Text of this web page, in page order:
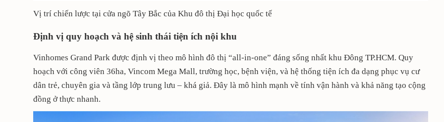
Vị trí chiến lược tại cửa ngõ Tây Bắc của Khu đô thị Đại học quốc tế
Định vị quy hoạch và hệ sinh thái tiện ích nội khu
Vinhomes Grand Park được định vị theo mô hình đô thị “all-in-one” đáng sống nhất khu Đông TP.HCM. Quy
hoạch với công viên 36ha, Vincom Mega Mall, trường học, bệnh viện, và hệ thống tiện ích đa dạng phục vụ cư
dân trẻ, chuyên gia và tầng lớp trung lưu – khá giả. Đây là mô hình mạnh về tính vận hành và khả năng tạo cộng
đồng ở thực nhanh.